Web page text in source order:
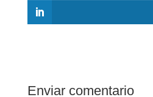
Enviar comentario